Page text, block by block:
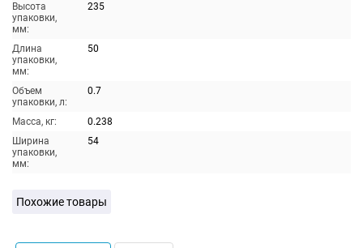
Высота
упаковки,
мм:
235
Длина
упаковки,
мм:
50
Объем
упаковки, л:
0.7
Масса, кг:
0.238
Ширина
упаковки,
мм:
54
Похожие товары